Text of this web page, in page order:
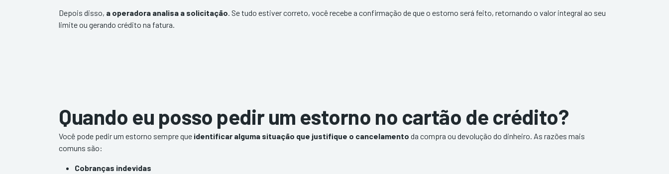
Depois disso, a operadora analisa a solicitação. Se tudo estiver correto, você recebe a confirmação de que o estorno será feito, retornando o valor integral ao seu
limite ou gerando crédito na fatura.
Quando eu posso pedir um estorno no cartão de crédito?
Você pode pedir um estorno sempre que identificar alguma situação que justifique o cancelamento da compra ou devolução do dinheiro. As razões mais
comuns são:
Cobranças indevidas